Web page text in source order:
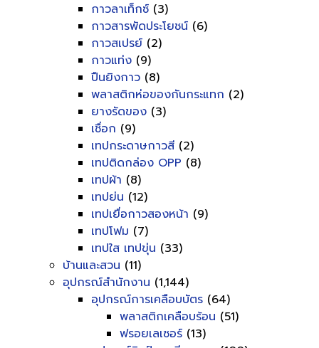
กาวลาเท็กซ์ (3)
กาวสารพัดประโยชน์ (6)
กาวสเปรย์ (2)
กาวแท่ง (9)
ปืนยิงกาว (8)
พลาสติกห่อของกันกระแทก (2)
ยางรัดของ (3)
เชื่อก (9)
เทปกระดาษกาวสี (2)
เทปติดกล่อง OPP (8)
เทปผ้า (8)
เทปย่น (12)
เทปเยื่อกาวสองหน้า (9)
เทปโฟม (7)
เทปใส เทปขุ่น (33)
บ้านและสวน (11)
อุปกรณ์สำนักงาน (1,144)
อุปกรณ์การเคลือบบัตร (64)
พลาสติกเคลือบร้อน (51)
ฟรอยเลเซอร์ (13)